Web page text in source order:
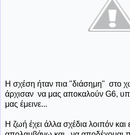
Η σχέση ήταν πια "διάσημη" στο
άρχισαν να μας αποκαλούν G6,
μας έμεινε...
Η ζωή έχει άλλα σχέδια λοιπόν